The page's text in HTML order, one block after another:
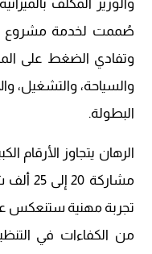
والوزير المكلف
وتفادي الضغط على
والسياحة، والتشغيل،
البطولة.
الرهان يتجاوز الأرقام
تجربة مهنية ستنعكس
من الكفاءات في